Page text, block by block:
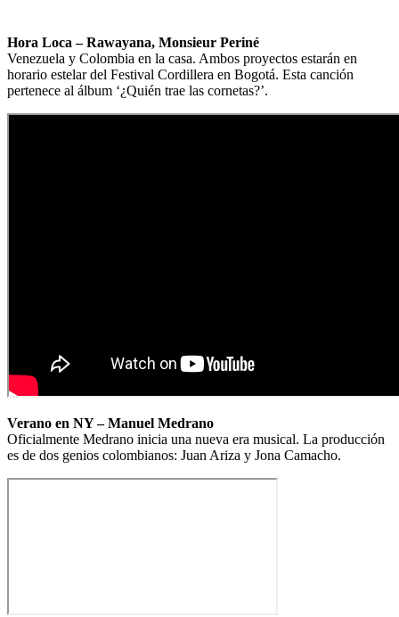
Hora Loca – Rawayana, Monsieur Periné
Venezuela y Colombia en la casa. Ambos proyectos estarán en
horario estelar del Festival Cordillera en Bogotá. Esta canción
pertenece al álbum ‘¿Quién trae las cornetas?’.
Verano en NY – Manuel Medrano
Oficialmente Medrano inicia una nueva era musical. La producción
es de dos genios colombianos: Juan Ariza y Jona Camacho.